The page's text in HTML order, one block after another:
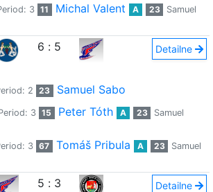
3 11 Michal Valent A 23
Samuel
6 : 5 Detailne
2 23 Samuel Sabo
3 15 Peter Tóth A 23
Samuel
3 67 Tomáš Pribula A 23
Samuel
5 : 3 Detailne